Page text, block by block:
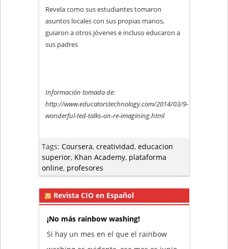
Revela como sus estudiantes tomaron
asuntos locales con sus propias manos,
guiaron a otros jóvenes e incluso educaron a
sus padres
Información tomada de:
http://www.educatorstechnology.com/2014/03/9-
wonderful-ted-talks-on-re-imagining.html
Tags: Coursera, creatividad, educacion
superior, Khan Academy, plataforma
online, profesores
Revista CIO en Español
¡No más rainbow washing!
Si hay un mes en el que el rainbow